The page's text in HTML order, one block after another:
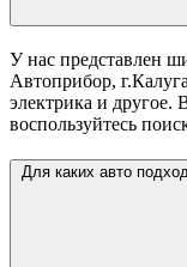
У нас представлен
Автоприбор,
электрика и другое.
воспользуйтесь
Для каких авто